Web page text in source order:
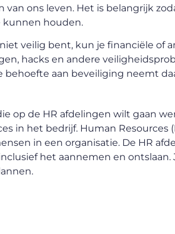
van ons leven. Het is belangrijk
kunnen houden.
veilig bent, kun je financiële of
hacks en andere
aan beveiliging neemt
op de HR afdelingen wilt gaan
in het bedrijf. Human Resources
in een organisatie. De HR
het aannemen en